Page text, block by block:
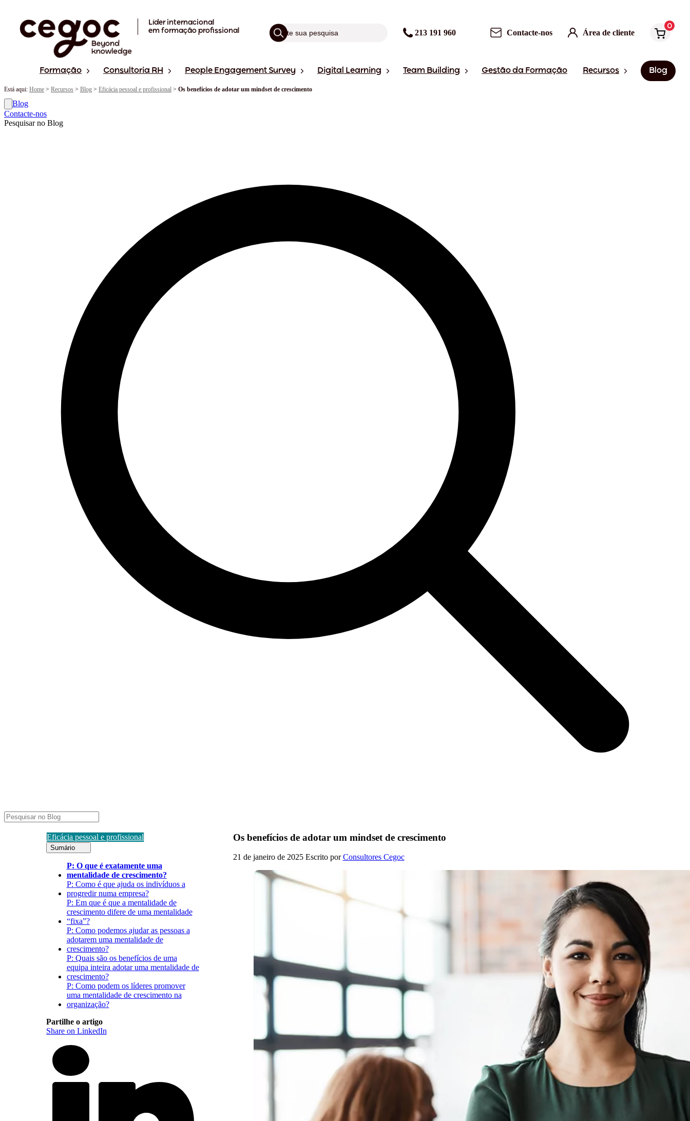
Líder internacional
em formação profissional
213 191 960 Contacte-nos Área de cliente
0
Formação Consultoria RH People Engagement Survey Digital Learning Team Building Gestão da Formação Recursos Blog
Está aqui: Home > Recursos > Blog > Eficácia pessoal e profissional > Os benefícios de adotar um mindset de crescimento
Blog
Contacte-nos
Pesquisar no Blog
Eficácia pessoal e profissional
Sumário
P: O que é exatamente uma
mentalidade de crescimento?
P: Como é que ajuda os indivíduos a
progredir numa empresa?
P: Em que é que a mentalidade de
crescimento difere de uma mentalidade
“fixa”?
P: Como podemos ajudar as pessoas a
adotarem uma mentalidade de
crescimento?
P: Quais são os benefícios de uma
equipa inteira adotar uma mentalidade de
crescimento?
P: Como podem os líderes promover
uma mentalidade de crescimento na
organização?
Partilhe o artigo
Share on LinkedIn
Os benefícios de adotar um mindset de crescimento
21 de janeiro de 2025 Escrito porConsultores Cegoc